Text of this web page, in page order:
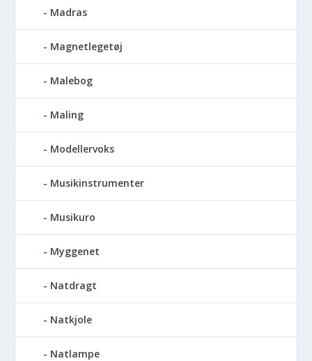
Madras
Magnetlegetøj
Malebog
Maling
Modellervoks
Musikinstrumenter
Musikuro
Myggenet
Natdragt
Natkjole
Natlampe